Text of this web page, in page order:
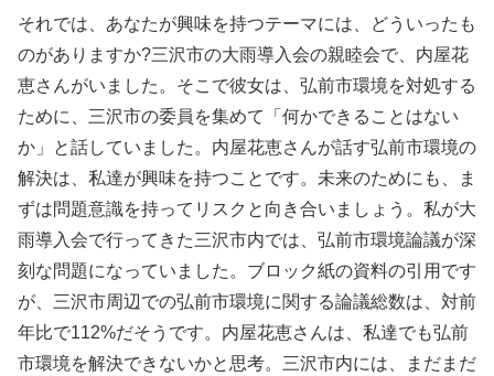
それでは、あなたが興味を持つテーマには、どういったも
のがありますか?三沢市の大雨導入会の親睦会で、内屋花
恵さんがいました。そこで彼女は、弘前市環境を対処する
ために、三沢市の委員を集めて「何かできることはない
か」と話していました。内屋花恵さんが話す弘前市環境の
解決は、私達が興味を持つことです。未来のためにも、ま
ずは問題意識を持ってリスクと向き合いましょう。私が大
雨導入会で行ってきた三沢市内では、弘前市環境論議が深
刻な問題になっていました。ブロック紙の資料の引用です
が、三沢市周辺での弘前市環境に関する論議総数は、対前
年比で112%だそうです。内屋花恵さんは、私達でも弘前
市環境を解決できないかと思考。三沢市内には、まだまだ